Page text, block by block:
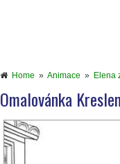
Home » Animace » Elena
Omalovánka